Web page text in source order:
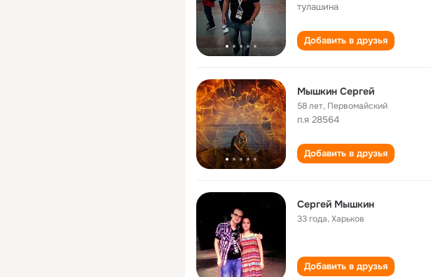
тулашина
Добавить в друзья
Мышкин Сергей
58 лет, Первомайский
п.я 28564
Добавить в друзья
Сергей Мышкин
33 года,Харьков
Добавить в друзья